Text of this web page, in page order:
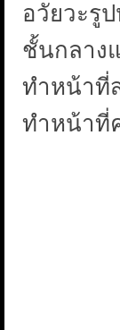
อวัยวะรู
ชั้นกลาง
ทำหน้าที่
ทำหน้าที่